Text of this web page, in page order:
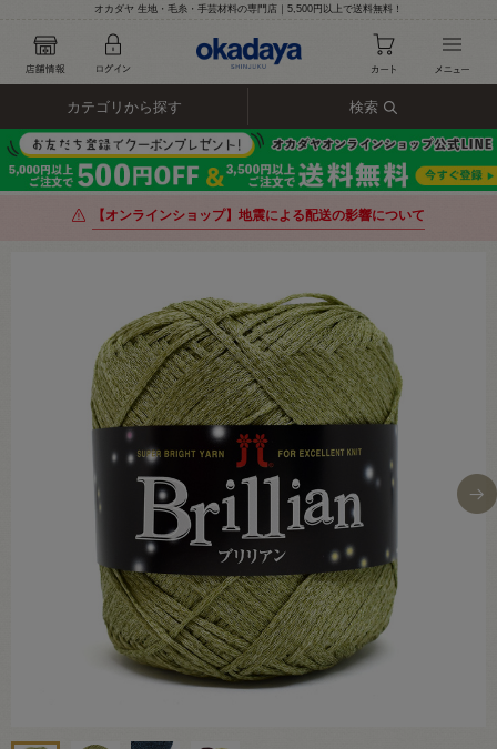
オカダヤ 生地・毛糸・手芸材料の専門店｜5,500円以上で送料無料！
カテゴリから探す 検索
【オンラインショップ】地震による配送の影響について